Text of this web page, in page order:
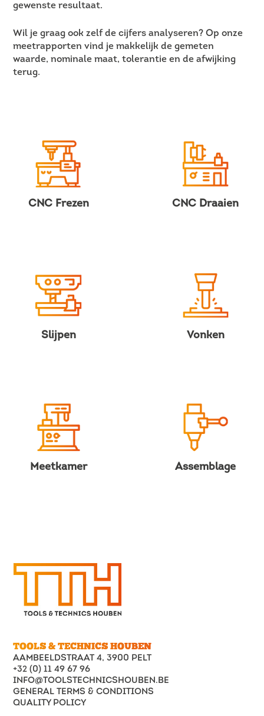
gewenste resultaat.
Wil je graag ook zelf de cijfers analyseren? Op onze
meetrapporten vind je makkelijk de gemeten
waarde, nominale maat, tolerantie en de afwijking
terug.
CNC Frezen CNC Draaien
Slijpen Vonken
Meetkamer Assemblage
TOOLS & TECHNICS HOUBEN
AAMBEELDSTRAAT 4, 3900 PELT
+32 (0) 11 49 67 96
INFO@TOOLSTECHNICSHOUBEN.BE
GENERAL TERMS & CONDITIONS
QUALITY POLICY